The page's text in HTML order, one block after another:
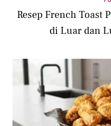
Resep French Toast
di Luar dan